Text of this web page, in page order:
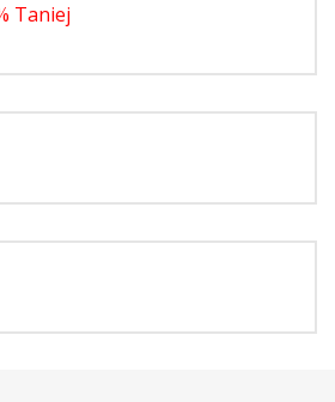
Taniej